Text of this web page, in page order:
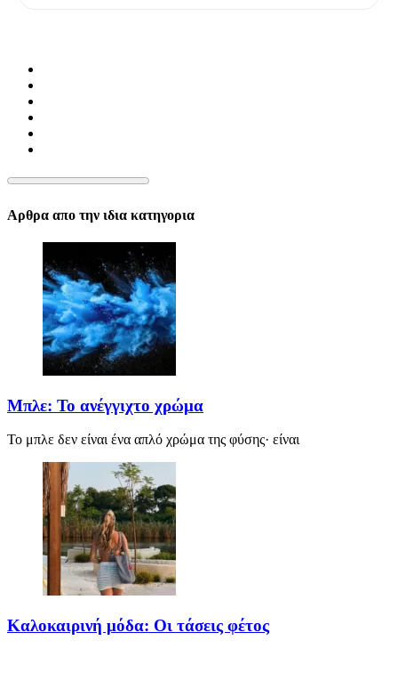
Αρθρα απο την ιδια κατηγορια
Μπλε: Το ανέγγιχτο χρώμα
Το μπλε δεν είναι ένα απλό χρώμα της φύσης· είναι
Καλοκαιρινή μόδα: Οι τάσεις φέτος